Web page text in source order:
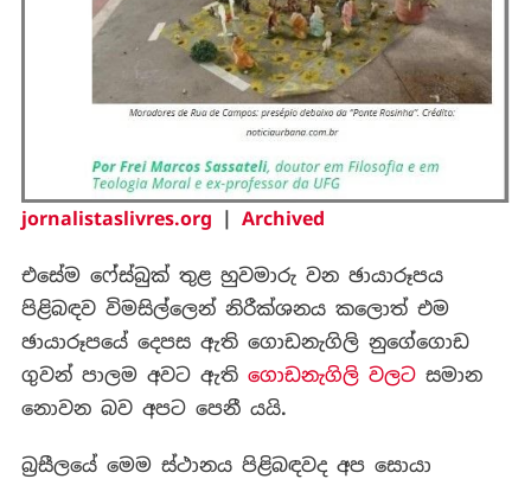
jornalistaslivres.org | Archived
එසේම ෆේස්බුක් තුළ හුවමාරු වන ඡායාරූපය
පිළිබඳව විමසිල්ලෙන් නිරීක්ශනය කලොත් එම
ඡායාරූපයේ දෙපස ඇති ගොඩනැගිලි නුගේගොඩ
ගුවන් පාලම අවට ඇති ගොඩනැගිලි වලට සමාන
නොවන බව අපට පෙනී යයි.
බ්‍රසීලයේ මෙම ස්ථානය පිළිබඳවද අප සොයා